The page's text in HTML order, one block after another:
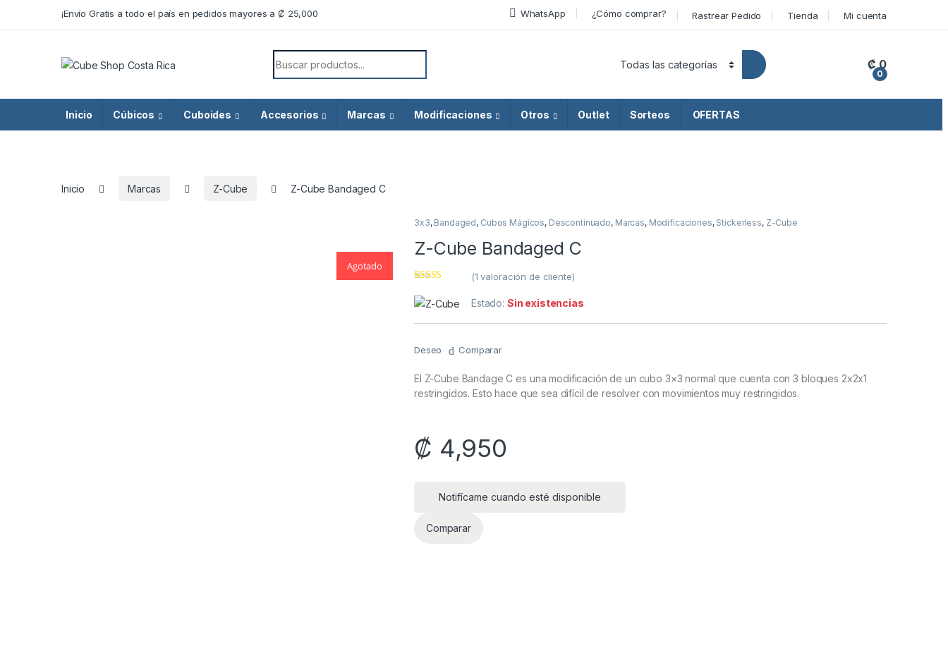
Skip to navigation¡Envío Gratis a todo el país en pedidos mayores a ₡ 25,000 WhatsApp ¿Cómo comprar? Rastrear Pedido Tienda Mi cuenta
Search for:
0
₡0
Inicio Cúbicos Cuboides Accesorios Marcas Modificaciones Otros Outlet Sorteos OFERTAS
Inicio Marcas Z-Cube Z-Cube Bandaged C
Agotado
3x3, Bandaged, Cubos Mágicos, Descontinuado, Marcas, Modificaciones, Stickerless, Z-Cube
Z-Cube Bandaged C
con4.00
de 5 en
cliente
(1 valoración de cliente)
Estado: Sin existencias
Deseo Comparar
El Z-Cube Bandage C es una modificación de un cubo 3×3 normal que cuenta con 3 bloques 2x2x1
restringidos. Esto hace que sea difícil de resolver con movimientos muy restringidos.
₡ 4,950
Notifícame cuando esté disponible
Comparar